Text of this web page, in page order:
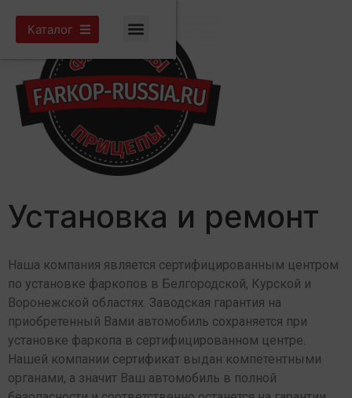
Каталог
Установка и ремонт
Наша компания является сертифицированным центром
по установке фаркопов в Белгородской, Курской и
Воронежской областях. Заводская гарантия на
приобретенный Вами автомобиль сохраняется при
установке фаркопа в сертифицированном центре.
Нашей компании сертификат выдан компетентными
органами, а значит Ваш автомобиль в полной